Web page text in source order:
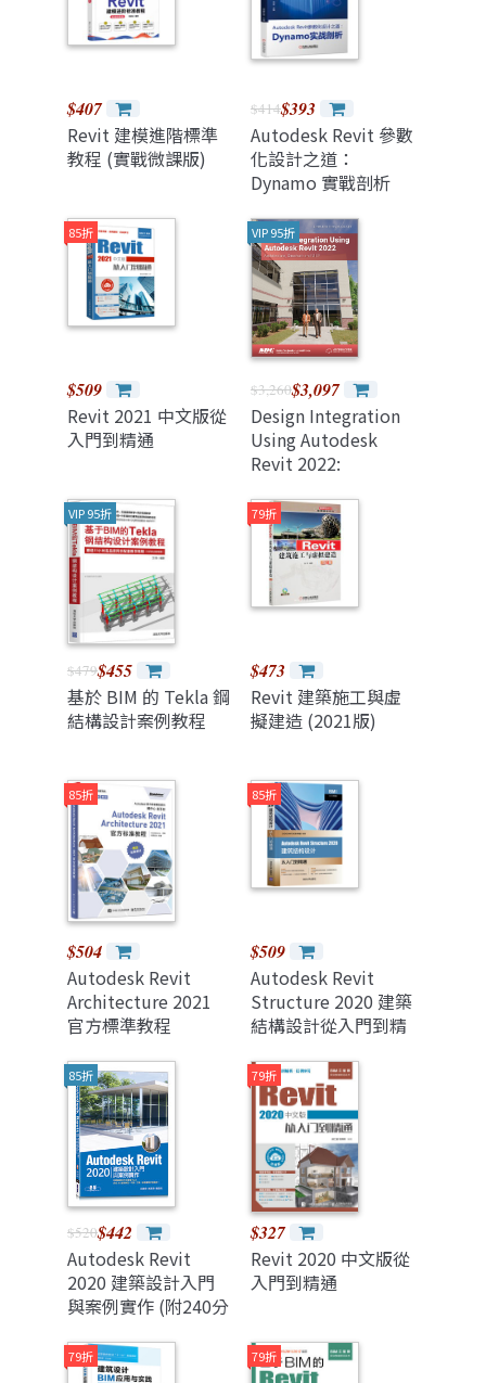
$407
Revit 建模進階標準
教程 (實戰微課版)
$414$393
Autodesk Revit 參數
化設計之道：
Dynamo 實戰剖析
85折
$509
Revit 2021 中文版從
入門到精通
VIP 95折
$3,260$3,097
Design Integration
Using Autodesk
Revit 2022:
Structure and Mep
VIP 95折
$479$455
基於 BIM 的 Tekla 鋼
結構設計案例教程
79折
$473
Revit 建築施工與虛
擬建造 (2021版)
85折
$504
Autodesk Revit
Architecture 2021
官方標準教程
85折
$509
Autodesk Revit
Structure 2020 建築
結構設計從入門到精
85折
$520$442
Autodesk Revit
2020 建築設計入門
與案例實作 (附240分
範例檔)
79折
$327
Revit 2020 中文版從
入門到精通
79折 79折